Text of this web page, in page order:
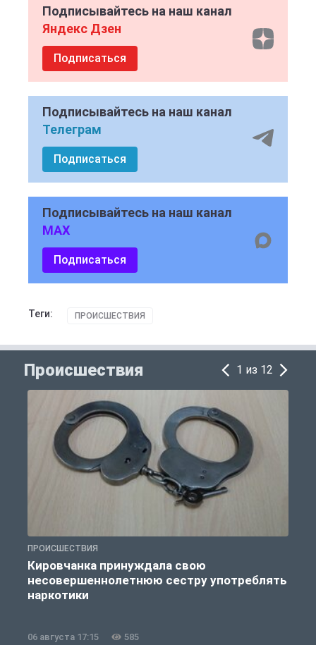
Подписывайтесь на наш канал
Яндекс Дзен
Подписаться
Подписывайтесь на наш канал
Телеграм
Подписаться
Подписывайтесь на наш канал
MAX
Подписаться
Теги: ПРОИСШЕСТВИЯ
Происшествия 1 из 12
ПРОИСШЕСТВИЯ
Кировчанка принуждала свою
несовершеннолетнюю сестру употреблять
наркотики
06 августа 17:15 585